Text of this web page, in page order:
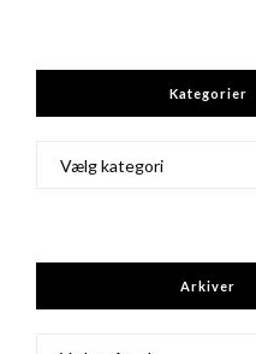
Kategorier
Arkiver